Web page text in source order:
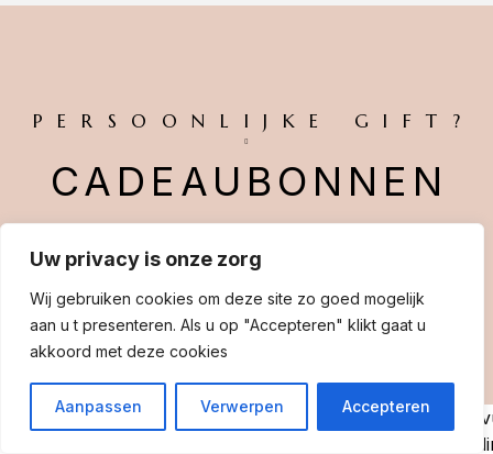
Uw privacy is onze zorg
Wij gebruiken cookies om deze site zo goed mogelijk
aan u t presenteren. Als u op "Accepteren" klikt gaat u
akkoord met deze cookies
Aanpassen Verwerpen Accepteren
PERSOONLIJKE GIFT?
CADEAUBONNEN
Of het gaat om een nieuw kapsel, een ontspannende
massage of dat u wordt voorzien van prachtige visagie
voor uw romantische avond of evenement.
Met een cadeaubon kunt u iedereen een plezier doen.